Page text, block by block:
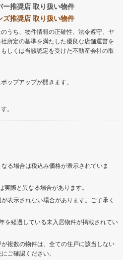
ー推奨店 取り扱い物件
ズ推奨店 取り扱い物件
うち、物件情報の正確性、法令遵守、ヤ
所定の基準を満たした優良な店舗運営を
しくは当該認定を受けた不動産会社の取
ップアップが開きます。
。
る場合は税込み価格が表示されていま
際と異なる場合があります。
表示されない場合があります。ご了承く
を経過している未入居物件が掲載されてい
が複数の物件は、全ての住戸に該当しない
ご確認ください。